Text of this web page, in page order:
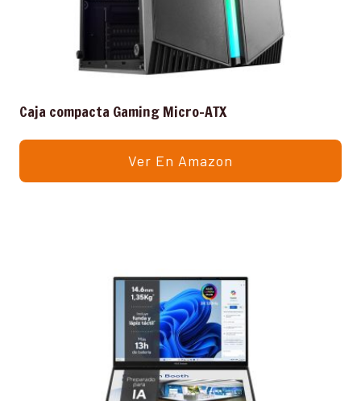
Caja compacta Gaming Micro-ATX
Ver En Amazon